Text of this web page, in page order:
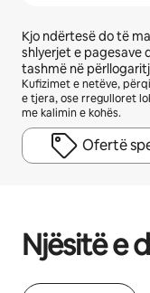
Kjo ndërtesë do të
shlyerjet e pagesave
tashmë në
Kufizimet e netëve,
e tjera, ose rregulloret
me kalimin e kohës.
Ofertë
Njësitë e